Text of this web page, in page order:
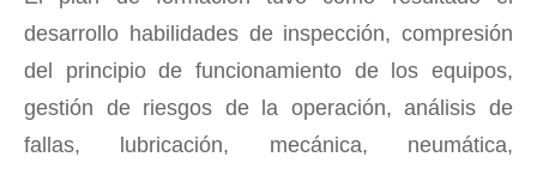
desarrollo habilidades de inspección, compresión
del principio de funcionamiento de los equipos,
gestión de riesgos de la operación, análisis de
fallas, lubricación, mecánica, neumática,